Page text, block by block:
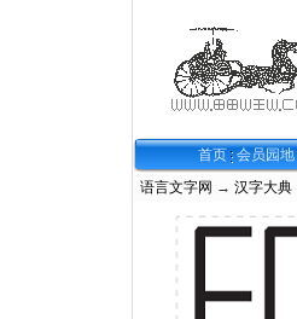
首页 会员园地
语言文字网 → 汉字大典